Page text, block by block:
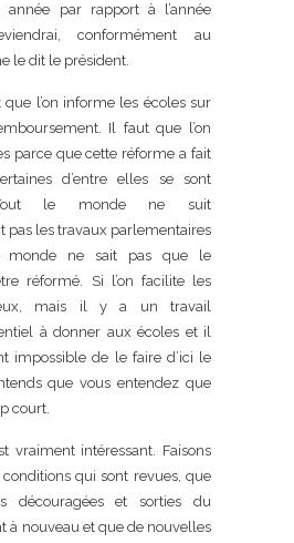
année par rapport à l’année
conformément au
le dit le président.
l’on informe les écoles sur
Il faut que l’on
parce que cette réforme a fait
d’entre elles se sont
Tout le monde ne suit
pas les travaux parlementaires
ne sait pas que le
réformé. Si l’on facilite les
mais il y a un travail
à donner aux écoles et il
impossible de le faire d’ici le
que vous entendez que
court.
vraiment intéressant. Faisons
qui sont revues, que
découragées et sorties du
à nouveau et que de nouvelles